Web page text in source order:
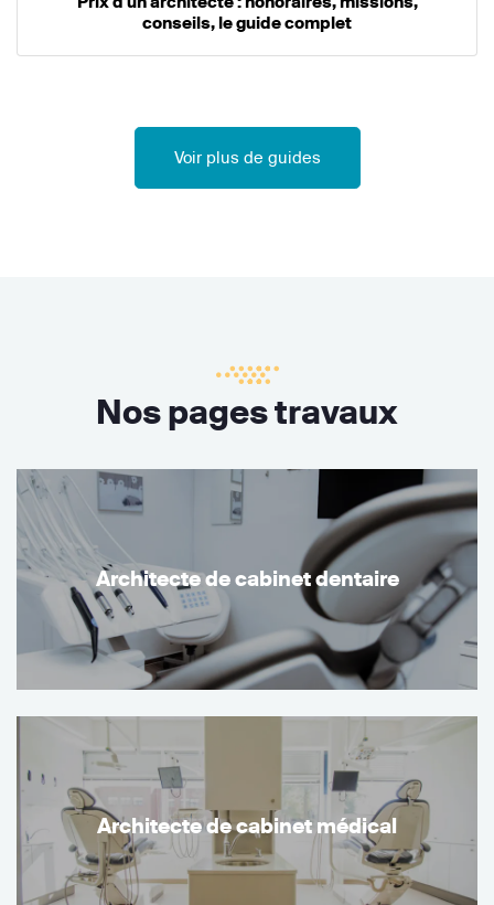
conseils, le guide complet
Voir plus de guides
Nos pages travaux
Architecte de cabinet dentaire
Architecte de cabinet médical